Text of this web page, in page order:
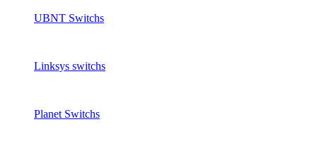
UBNT Switchs
Linksys switchs
Planet Switchs